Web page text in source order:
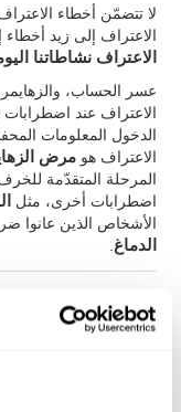
لا تتضمّن أخطاء
الاعتراف إلى زيد
الاعتراف نشاطاتنا
عسر الحساب،
الاعتراف عند
الدخول المعلومات
الاعتراف هومرض
المرحلة المتقدّمة
اضطرابات أخرى، مثل
الأشخاص الذين عانوا
الدماغ
كيف نقايس
أن نعرف الطالب الذي